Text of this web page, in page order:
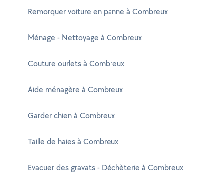
Remorquer voiture en panne à Combreux
Ménage - Nettoyage à Combreux
Couture ourlets à Combreux
Aide ménagère à Combreux
Garder chien à Combreux
Taille de haies à Combreux
Evacuer des gravats - Déchèterie à Combreux